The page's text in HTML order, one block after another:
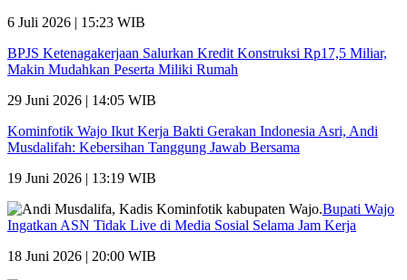
6 Juli 2026 | 15:23 WIB
BPJS Ketenagakerjaan Salurkan Kredit Konstruksi Rp17,5 Miliar,
Makin Mudahkan Peserta Miliki Rumah
29 Juni 2026 | 14:05 WIB
Kominfotik Wajo Ikut Kerja Bakti Gerakan Indonesia Asri, Andi
Musdalifah: Kebersihan Tanggung Jawab Bersama
19 Juni 2026 | 13:19 WIB
Bupati Wajo
Ingatkan ASN Tidak Live di Media Sosial Selama Jam Kerja
18 Juni 2026 | 20:00 WIB